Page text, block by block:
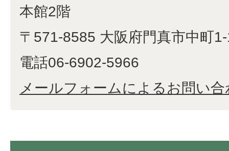
本館2階
〒571-8585 大阪府門真市中町
電話06-6902-5966
メールフォームによるお問い合